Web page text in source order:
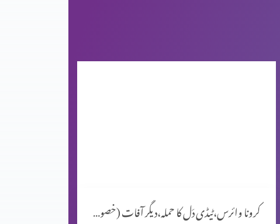
کرونا وائرس،ٹیڈی دَل کا حملہ،دیگر آفات (خصوصی پروگرام)